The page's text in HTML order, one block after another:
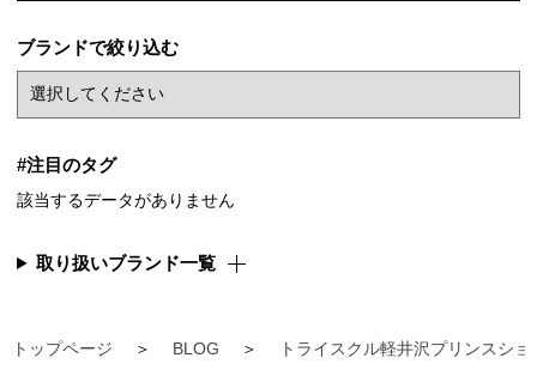
トップページ BLOG トライスクル軽井沢プリンスシ
ブランドで絞り込む
#注目のタグ
該当するデータがありません
取り扱いブランド一覧